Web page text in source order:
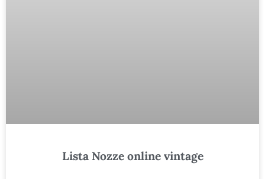
Lista Nozze online vintage